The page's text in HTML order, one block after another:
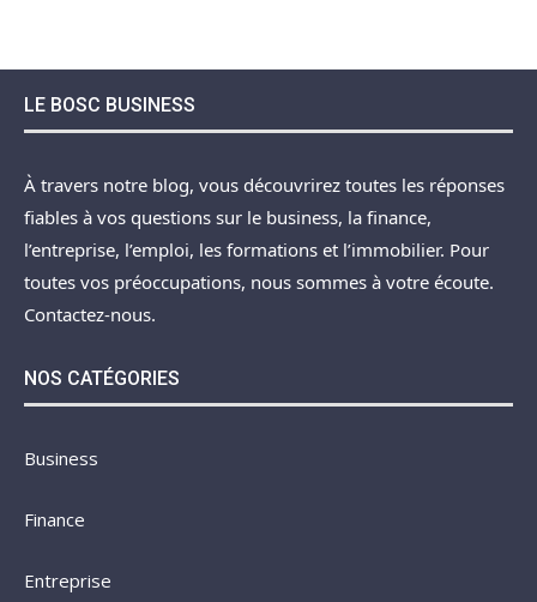
LE BOSC BUSINESS
À travers notre blog, vous découvrirez toutes les réponses
fiables à vos questions sur le business, la finance,
l’entreprise, l’emploi, les formations et l’immobilier. Pour
toutes vos préoccupations, nous sommes à votre écoute.
Contactez-nous.
NOS CATÉGORIES
Business
Finance
Entreprise